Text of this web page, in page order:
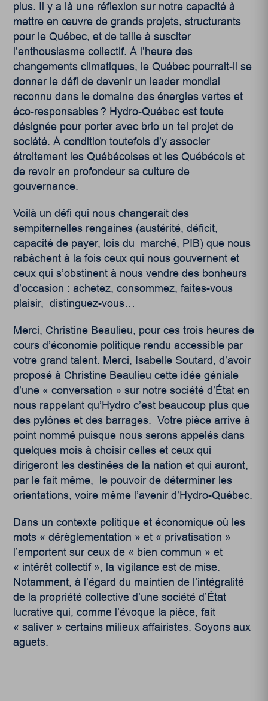
plus. Il y a là une réflexion sur notre capacité à
mettre en œuvre de grands projets, structurants
pour le Québec, et de taille à susciter
l’enthousiasme collectif. À l’heure des
changements climatiques, le Québec pourrait-il se
donner le défi de devenir un leader mondial
reconnu dans le domaine des énergies vertes et
éco-responsables ? Hydro-Québec est toute
désignée pour porter avec brio un tel projet de
société. À condition toutefois d’y associer
étroitement les Québécoises et les Québécois et
de revoir en profondeur sa culture de
gouvernance.
Voilà un défi qui nous changerait des
sempiternelles rengaines (austérité, déficit,
capacité de payer, lois du marché, PIB) que nous
rabâchent à la fois ceux qui nous gouvernent et
ceux qui s’obstinent à nous vendre des bonheurs
d’occasion : achetez, consommez, faites-vous
plaisir, distinguez-vous…
Merci, Christine Beaulieu, pour ces trois heures de
cours d’économie politique rendu accessible par
votre grand talent. Merci, Isabelle Soutard, d’avoir
proposé à Christine Beaulieu cette idée géniale
d’une « conversation » sur notre société d’État en
nous rappelant qu’Hydro c’est beaucoup plus que
des pylônes et des barrages. Votre pièce arrive à
point nommé puisque nous serons appelés dans
quelques mois à choisir celles et ceux qui
dirigeront les destinées de la nation et qui auront,
par le fait même, le pouvoir de déterminer les
orientations, voire même l’avenir d’Hydro-Québec.
Dans un contexte politique et économique où les
mots « dérèglementation » et « privatisation »
l’emportent sur ceux de « bien commun » et
« intérêt collectif », la vigilance est de mise.
Notamment, à l’égard du maintien de l’intégralité
de la propriété collective d’une société d’État
lucrative qui, comme l’évoque la pièce, fait
« saliver » certains milieux affairistes. Soyons aux
aguets.